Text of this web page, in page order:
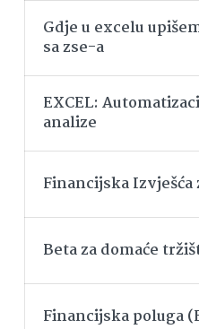
Gdje u excelu
sa zse-a
EXCEL:
analize
Financijska Izvješća
Beta za domaće
Financijska poluga